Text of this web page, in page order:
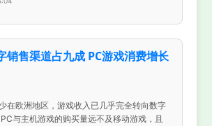
销售渠道占九成 PC游戏消费增长
在欧洲地区，游戏收入已几乎完全转向数字
与主机游戏的购买量远不及移动游戏，且